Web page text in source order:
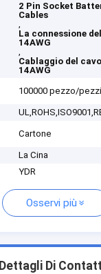
2 Pin Socket
Cables
,
La connessione
14AWG
,
Cablaggio del
14AWG
100000 pezzo/
Cartone
La Cina
YDR
Osservi più
Dettagli Di